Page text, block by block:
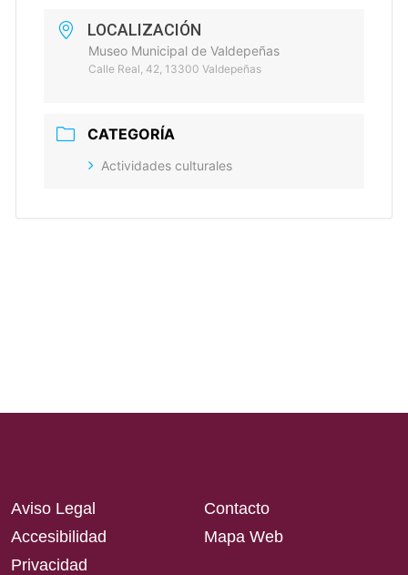
LOCALIZACIÓN
Museo Municipal de Valdepeñas
Calle Real, 42, 13300 Valdepeñas
CATEGORÍA
Actividades culturales
Aviso Legal
Accesibilidad
Privacidad
Contacto
Mapa Web